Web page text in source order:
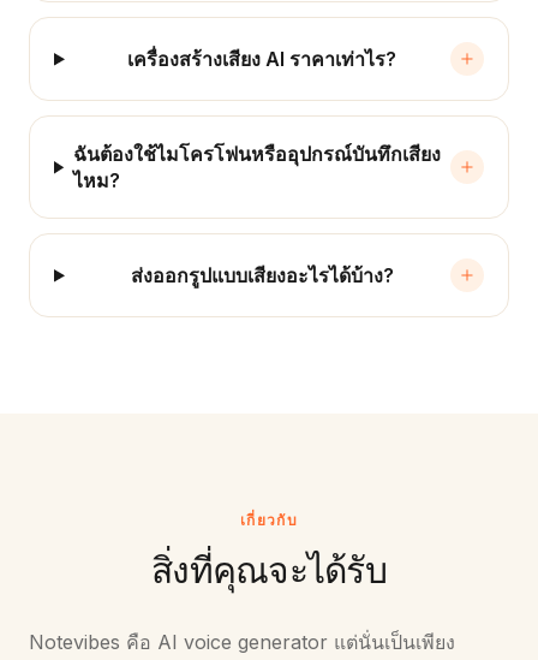
เครื่องสร้างเสียง AI ราคาเท่าไร?
ฉันต้องใช้ไมโครโฟนหรืออุปกรณ์บันทึกเสียง
ไหม?
ส่งออกรูปแบบเสียงอะไรได้บ้าง?
เกี่ยวกับ
สิ่งที่คุณจะได้รับ
Notevibes คือ AI voice generator แต่นั่นเป็นเพียง